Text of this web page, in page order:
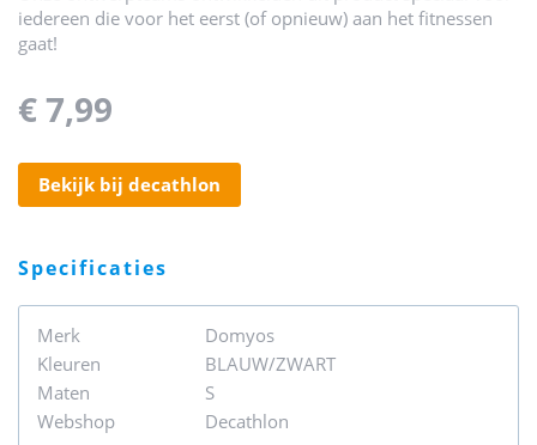
iedereen die voor het eerst (of opnieuw) aan het fitnessen
gaat!
€ 7,99
bekijk bij decathlon
specificaties
Merk
Domyos
Kleuren
BLAUW/ZWART
Maten
S
Webshop
Decathlon